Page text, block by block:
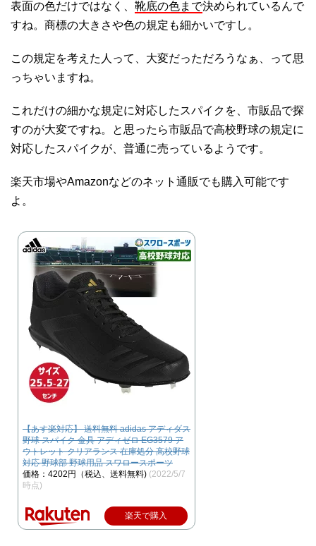
表面の色だけではなく、 靴底の色まで決められているんで
すね。商標の大きさや色の規定も細かいですし。
この規定を考えた人って、大変だっただろうなぁ、って思
っちゃいますね。
これだけの細かな規定に対応したスパイクを、市販品で探
すのが大変ですね。と思ったら市販品で高校野球の規定に
対応したスパイクが、普通に売っているようです。
楽天市場やAmazonなどのネット通販でも購入可能です
よ。
【あす楽対応】 送料無料 adidas アディダス
野球 スパイク 金具 アディゼロ EG3579 ア
ウトレット クリアランス 在庫処分 高校野球
対応 野球部 野球用品 スワロースポーツ
価格：4202円（税込、送料無料) (2022/5/7
時点)
楽天で購入